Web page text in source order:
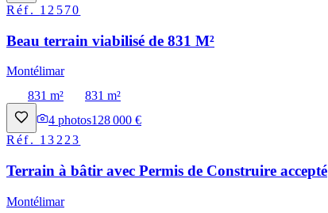
Réf. 12570
Beau terrain viabilisé de 831 M²
Montélimar
831 m²
831 m²
4 photos128 000 €
Réf. 13223
Terrain à bâtir avec Permis de Construire accepté
Montélimar